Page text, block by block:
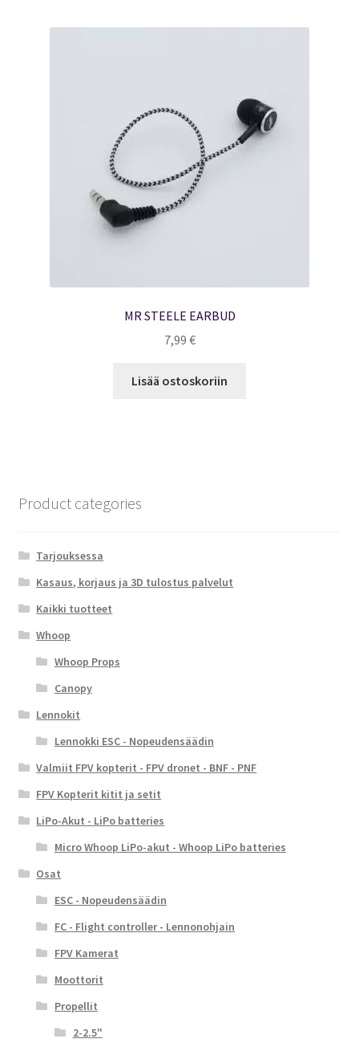
MR STEELE EARBUD
7,99 €
Lisää ostoskoriin
Product categories
Tarjouksessa
Kasaus, korjaus ja 3D tulostus palvelut
Kaikki tuotteet
Whoop
Whoop Props
Canopy
Lennokit
Lennokki ESC - Nopeudensäädin
Valmiit FPV kopterit - FPV dronet - BNF - PNF
FPV Kopterit kitit ja setit
LiPo-Akut - LiPo batteries
Micro Whoop LiPo-akut - Whoop LiPo batteries
Osat
ESC - Nopeudensäädin
FC - Flight controller - Lennonohjain
FPV Kamerat
Moottorit
Propellit
2-2.5"